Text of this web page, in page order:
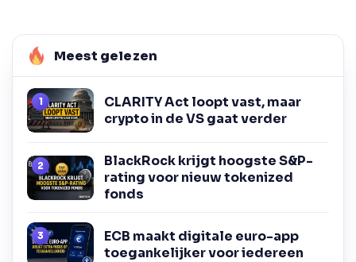
Meest gelezen
CLARITY Act loopt vast, maar
crypto in de VS gaat verder
BlackRock krijgt hoogste S&P-
rating voor nieuw tokenized
fonds
ECB maakt digitale euro-app
toegankelijker voor iedereen